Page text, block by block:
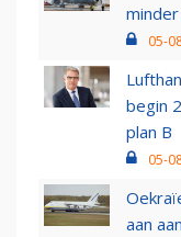
05-
begin
plan B
05-
aan